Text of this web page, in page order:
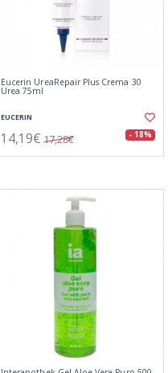
Eucerin UreaRepair Plus Crema 30
Urea 75ml
EUCERIN
14,19€ 17,28€ - 18%